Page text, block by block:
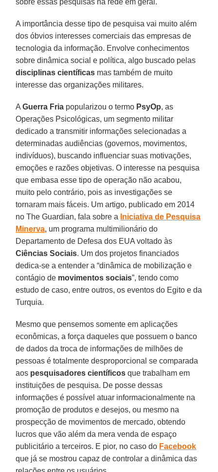
A importância desse tipo de pesquisa vai muito além
dos óbvios interesses comerciais das empresas de
tecnologia da informação. Envolve conhecimentos
sobre dinâmica social e política, algo buscado pelas
disciplinas científicas mas também de muito
interesse das organizações militares.
AGuerra Fria popularizou o termo PsyOp, as
Operações Psicológicas, um segmento militar
dedicado a transmitir informações selecionadas a
determinadas audiências (governos, movimentos,
indivíduos), buscando influenciar suas motivações,
emoções e razões objetivas. O interesse na pesquisa
que embasa esse tipo de operação não acabou,
muito pelo contrário, pois as investigações se
tornaram mais fáceis. Um artigo, publicado em 2014
no The Guardian, fala sobre a Iniciativa de Pesquisa
Minerva, um programa multimilionário do
Departamento de Defesa dos EUA voltado às
Ciências Sociais. Um dos projetos financiados
dedica-se a entender a “dinâmica de mobilização e
contágio de movimentos sociais”, tendo como
estudo de caso, entre outros, os eventos do Egito e da
Turquia.
Mesmo que pensemos somente em aplicações
econômicas, a força daqueles que possuem o banco
de dados da troca de informações de milhões de
pessoas é totalmente desproporcional se comparada
aos pesquisadores científicos que trabalham em
instituições de pesquisa. De posse dessas
informações é possível atuar informacionalmente na
promoção de produtos e desejos, ou mesmo na
prospecção de movimentos de mercado, obtendo
lucros que vão além da mera venda de espaço
publicitário a terceiros. E pior, no caso do Facebook
que já se mostrou capaz de controlar a dinâmica das